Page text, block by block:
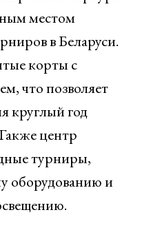
местом
в Беларуси.
корты с
что позволяет
круглый год
центр
турниры,
оборудованию и